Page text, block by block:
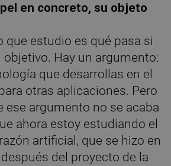
en concreto, su objeto
que estudio es qué pasa si
Hay un argumento:
que desarrollas en el
otras aplicaciones. Pero
ese argumento no se acaba
ahora estoy estudiando el
artificial, que se hizo en
después del proyecto de la